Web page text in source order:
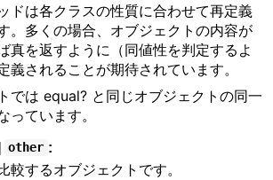
ドは各クラスの性質に合わせて再定義
。多くの場合、オブジェクトの内容が
真を返すように（同値性を判定するよ
義されることが期待されています。
では equal? と同じオブジェクトの同一
っています。
other :
較するオブジェクトです。